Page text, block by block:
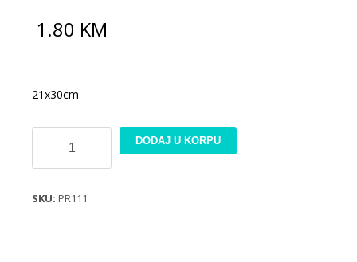
1.80 KM
21x30cm
21x30cm
količina
DODAJ U KORPU
SKU: PR111